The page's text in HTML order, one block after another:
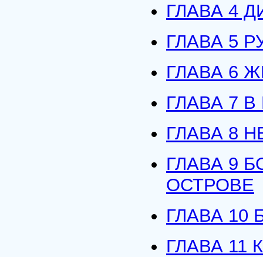
ГЛАВА 4
ГЛАВА 5
ГЛАВА 6
ГЛАВА 7
ГЛАВА 8
ГЛАВА 9
ОСТРОВЕ
ГЛАВА 10
ГЛАВА 11